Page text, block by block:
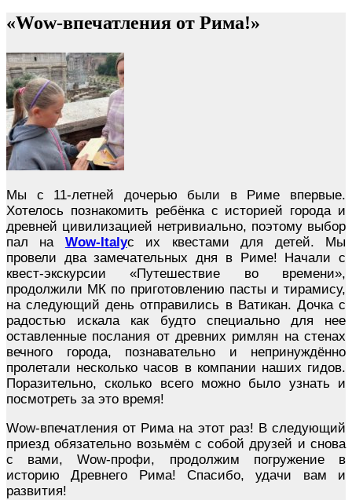
«Wow-впечатления от Рима!»
Мы с 11-летней дочерью были в Риме впервые.
Хотелось познакомить ребёнка с историей города и
древней цивилизацией нетривиально, поэтому выбор
пал на Wow-Italyс их квестами для детей. Мы
провели два замечательных дня в Риме! Начали с
квест-экскурсии «Путешествие во времени»,
продолжили МК по приготовлению пасты и тирамису,
на следующий день отправились в Ватикан. Дочка с
радостью искала как будто специально для нее
оставленные послания от древних римлян на стенах
вечного города, познавательно и непринуждённо
пролетали несколько часов в компании наших гидов.
Поразительно, сколько всего можно было узнать и
посмотреть за это время!
Wow-впечатления от Рима на этот раз! В следующий
приезд обязательно возьмём с собой друзей и снова
с вами, Wow-профи, продолжим погружение в
историю Древнего Рима! Спасибо, удачи вам и
развития!